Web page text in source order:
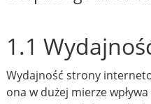
1.1
Wydajność strony
ona w dużej mierze